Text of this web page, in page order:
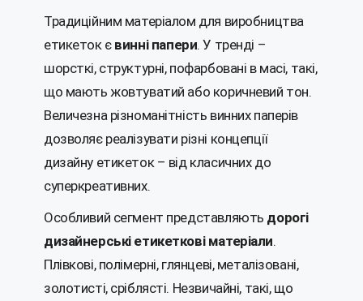
Традиційним матеріалом для виробництва
етикеток є винні папери. У тренді –
шорсткі, структурні, пофарбовані в масі, такі,
що мають жовтуватий або коричневий тон.
Величезна різноманітність винних паперів
дозволяє реалізувати різні концепції
дизайну етикеток – від класичних до
суперкреативних.
Особливий сегмент представляють дорогі
дизайнерські етикеткові матеріали.
Плівкові, полімерні, глянцеві, металізовані,
золотисті, сріблясті. Незвичайні, такі, що